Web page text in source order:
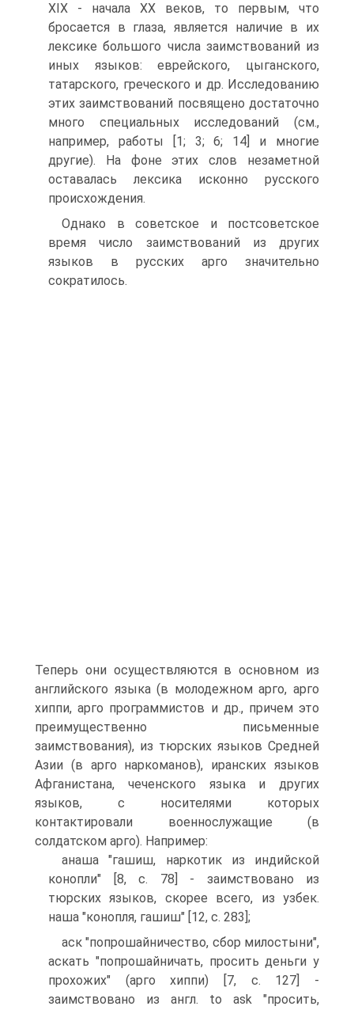
XIX - начала XX веков, то первым, что
бросается в глаза, является наличие в их
лексике большого числа заимствований из
иных языков: еврейского, цыганского,
татарского, греческого и др. Исследованию
этих заимствований посвящено достаточно
много специальных исследований (см.,
например, работы [1; 3; 6; 14] и многие
другие). На фоне этих слов незаметной
оставалась лексика исконно русского
происхождения.
Однако в советское и постсоветское
время число заимствований из других
языков в русских арго значительно
сократилось.
Теперь они осуществляются в основном из
английского языка (в молодежном арго, арго
хиппи, арго программистов и др., причем это
преимущественно письменные
заимствования), из тюрских языков Средней
Азии (в арго наркоманов), иранских языков
Афганистана, чеченского языка и других
языков, с носителями которых
контактировали военнослужащие (в
солдатском арго). Например:
анаша "гашиш, наркотик из индийской
конопли" [8, с. 78] - заимствовано из
тюрских языков, скорее всего, из узбек.
наша "конопля, гашиш" [12, с. 283];
аск "попрошайничество, сбор милостыни",
аскать "попрошайничать, просить деньги у
прохожих" (арго хиппи) [7, с. 127] -
заимствовано из англ. to ask "просить,